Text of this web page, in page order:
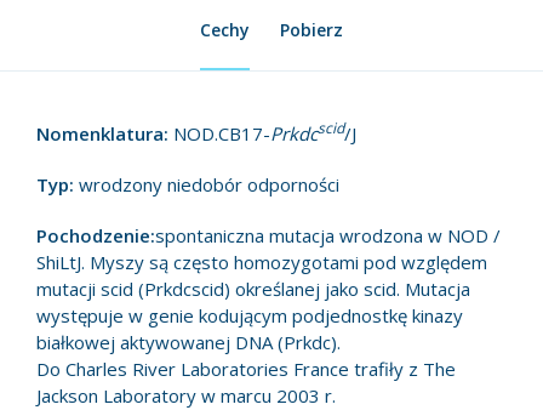
Cechy Pobierz
Nomenklatura: NOD.CB17-Prkdcscid/J
Typ: wrodzony niedobór odporności
Pochodzenie:spontaniczna mutacja wrodzona w NOD /
ShiLtJ. Myszy są często homozygotami pod względem
mutacji scid (Prkdcscid) określanej jako scid. Mutacja
występuje w genie kodującym podjednostkę kinazy
białkowej aktywowanej DNA (Prkdc).
Do Charles River Laboratories France trafiły z The
Jackson Laboratory w marcu 2003 r.